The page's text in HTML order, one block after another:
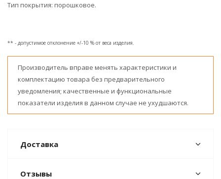
Тип покрытия: порошковое.
** - допустимое отклонение +/-10 % от веса изделия.
Производитель вправе менять характеристики и
комплектацию товара без предварительного
уведомления; качественные и функциональные
показатели изделия в данном случае не ухудшаются.
Доставка
Отзывы